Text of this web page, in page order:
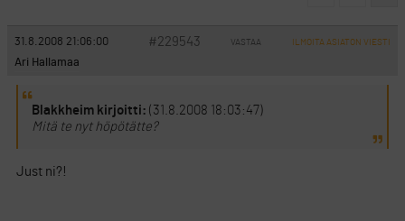
31.8.2008 21:06:00 #229543 VASTAA ILMOITA ASIATON VIESTI
Ari Hallamaa
Blakkheim kirjoitti: (31.8.2008 18:03:47)
Mitä te nyt höpötätte?
Just ni?!